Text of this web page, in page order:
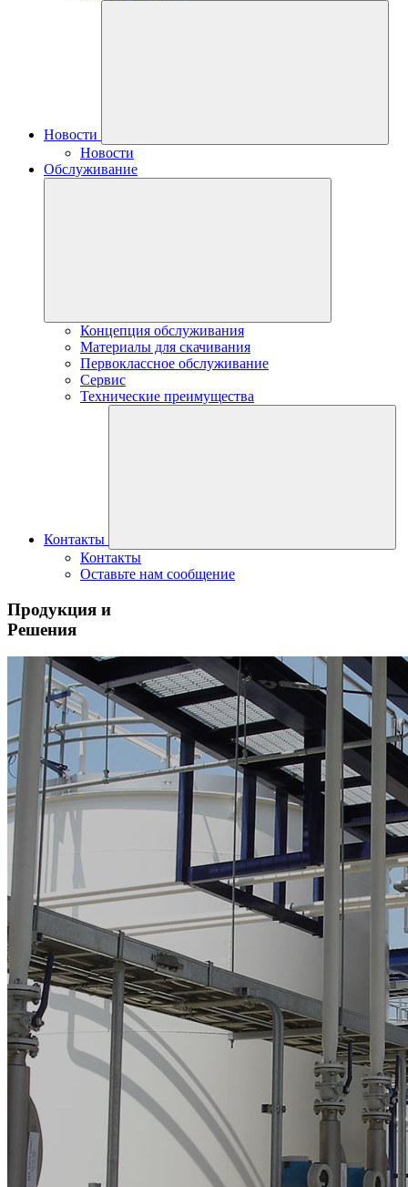
Новости
Новости
Обслуживание
Концепция обслуживания
Материалы для скачивания
Первоклассное обслуживание
Сервис
Технические преимущества
Контакты
Контакты
Оставьте нам сообщение
Продукция и
Решения